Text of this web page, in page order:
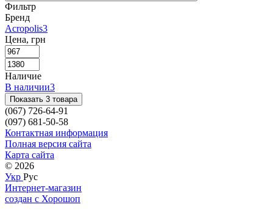
Фильтр
Бренд
Acropolis3
Цена, грн
Наличие
В наличии3
Показать 3 товара
(067) 726-64-91
(097) 681-50-58
Контактная информация
Полная версия сайта
Карта сайта
© 2026
Укр Рус
Интернет-магазин
создан с Хорошоп